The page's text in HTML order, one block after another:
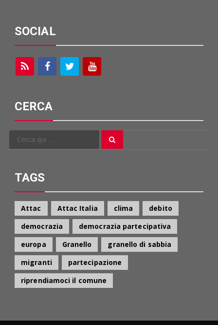
SOCIAL
CERCA
Cerca
TAGS
Attac Attac Italia clima
debito
democrazia
democrazia partecipativa
europa
Granello
granello di sabbia
migranti
partecipazione
riprendiamoci il comune